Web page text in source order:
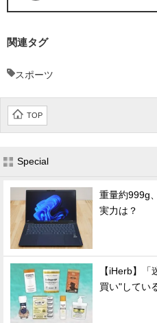
関連タグ
スポーツ
TOP
Special
重量約999g
実力は？
【iHerb】
買い"してい